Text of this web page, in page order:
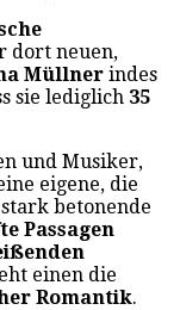
dort neuen,
Müllner indes
sie lediglich 35
und Musiker,
eigene, die
betonende
Passagen
einen die
Romantik.